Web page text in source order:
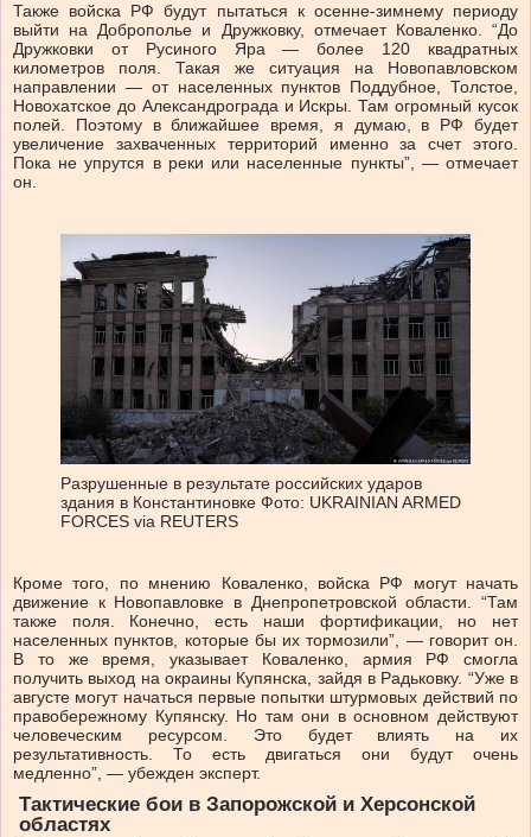
Также войска РФ будут пытаться к осенне-зимнему периоду
выйти на Доброполье и Дружковку, отмечает Коваленко. “До
Дружковки от Русиного Яра — более 120 квадратных
километров поля. Такая же ситуация на Новопавловском
направлении — от населенных пунктов Поддубное, Толстое,
Новохатское до Александрограда и Искры. Там огромный кусок
полей. Поэтому в ближайшее время, я думаю, в РФ будет
увеличение захваченных территорий именно за счет этого.
Пока не упрутся в реки или населенные пункты”, — отмечает
он.
Разрушенные в результате российских ударов
здания в Константиновке Фото: UKRAINIAN ARMED
FORCES via REUTERS
Кроме того, по мнению Коваленко, войска РФ могут начать
движение к Новопавловке в Днепропетровской области. “Там
также поля. Конечно, есть наши фортификации, но нет
населенных пунктов, которые бы их тормозили”, — говорит он.
В то же время, указывает Коваленко, армия РФ смогла
получить выход на окраины Купянска, зайдя в Радьковку. “Уже в
августе могут начаться первые попытки штурмовых действий по
правобережному Купянску. Но там они в основном действуют
человеческим ресурсом. Это будет влиять на их
результативность. То есть двигаться они будут очень
медленно”, — убежден эксперт.
Тактические бои в Запорожской и Херсонской
областях